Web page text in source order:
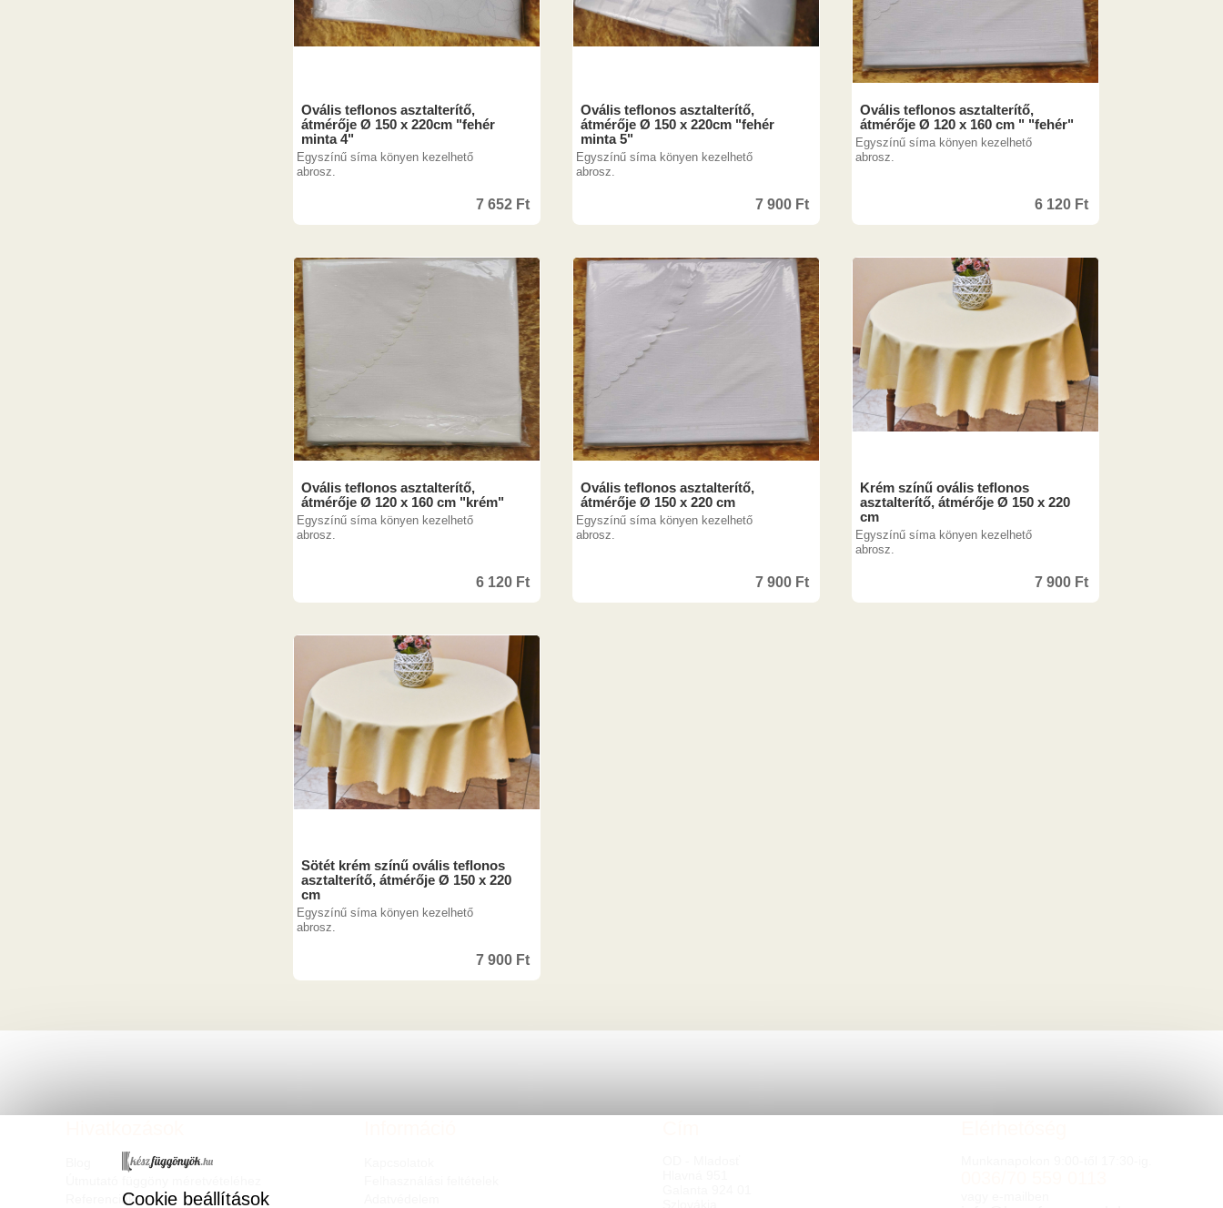
Ovális teflonos asztalterítő,
átmérője Ø 150 x 220cm "fehér
minta 4"
Egyszínű síma könyen kezelhető
abrosz.
7 652 Ft
Ovális teflonos asztalterítő,
átmérője Ø 150 x 220cm "fehér
minta 5"
Egyszínű síma könyen kezelhető
abrosz.
7 900 Ft
Ovális teflonos asztalterítő,
átmérője Ø 120 x 160 cm " "fehér"
Egyszínű síma könyen kezelhető
abrosz.
6 120 Ft
Ovális teflonos asztalterítő,
átmérője Ø 120 x 160 cm "krém"
Egyszínű síma könyen kezelhető
abrosz.
6 120 Ft
Ovális teflonos asztalterítő,
átmérője Ø 150 x 220 cm
Egyszínű síma könyen kezelhető
abrosz.
7 900 Ft
Krém színű ovális teflonos
asztalterítő, átmérője Ø 150 x 220
cm
Egyszínű síma könyen kezelhető
abrosz.
7 900 Ft
Sötét krém színű ovális teflonos
asztalterítő, átmérője Ø 150 x 220
cm
Egyszínű síma könyen kezelhető
abrosz.
7 900 Ft
ReferenciákCookie beállítások